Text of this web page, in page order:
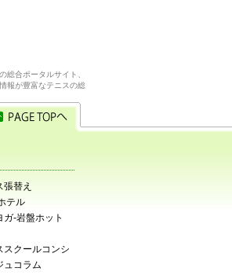
総合ポータルサイト、
報が豊富なテニスの総
張替え
テル
ガ-岩盤ホット
スクールコンシ
ュコラム